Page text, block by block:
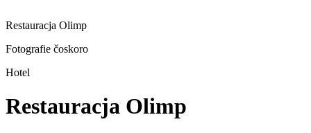
Restauracja Olimp
Fotografie čoskoro
Hotel
Restauracja Olimp